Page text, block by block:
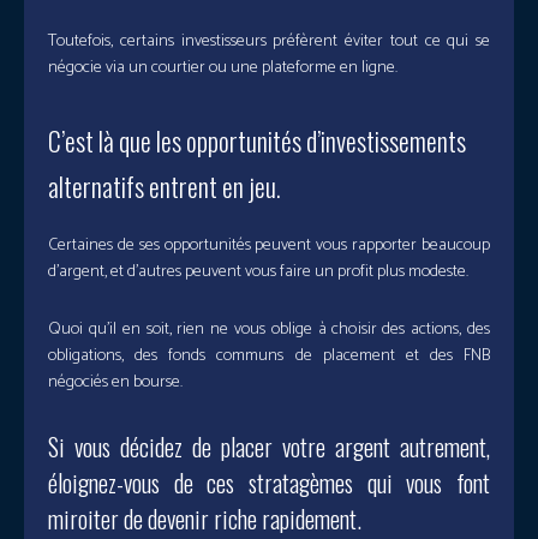
Toutefois, certains investisseurs préfèrent éviter tout ce qui se
négocie via un courtier ou une plateforme en ligne.
C’est là que les opportunités d’investissements
alternatifs entrent en jeu.
Certaines de ses opportunités peuvent vous rapporter beaucoup
d’argent, et d’autres peuvent vous faire un profit plus modeste.
Quoi qu’il en soit, rien ne vous oblige à choisir des actions, des
obligations, des fonds communs de placement et des FNB
négociés en bourse.
Si vous décidez de placer votre argent autrement,
éloignez-vous de ces stratagèmes qui vous font
miroiter de devenir riche rapidement.